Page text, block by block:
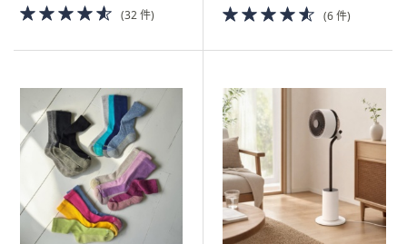
4.5
of
(32 件)
4.5
of
(6 件)